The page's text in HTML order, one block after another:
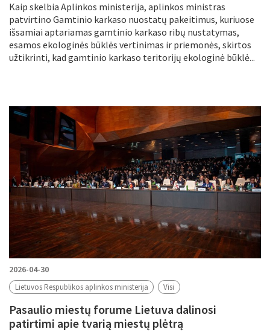
Kaip skelbia Aplinkos ministerija, aplinkos ministras
patvirtino Gamtinio karkaso nuostatų pakeitimus, kuriuose
išsamiai aptariamas gamtinio karkaso ribų nustatymas,
esamos ekologinės būklės vertinimas ir priemonės, skirtos
užtikrinti, kad gamtinio karkaso teritorijų ekologinė būklė...
2026-04-30
Lietuvos Respublikos aplinkos ministerija Visi
Pasaulio miestų forume Lietuva dalinosi
patirtimi apie tvarią miestų plėtrą